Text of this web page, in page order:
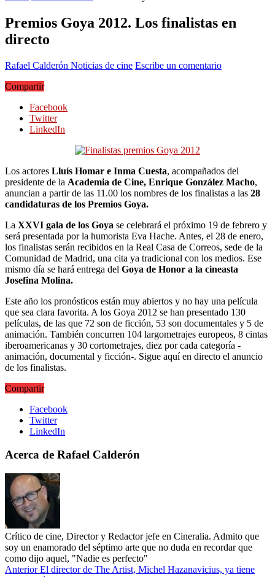
Premios Goya 2012. Los finalistas en
directo
Rafael Calderón Noticias de cine Escribe un comentario
Compartir
Facebook
Twitter
LinkedIn
Los actores Lluís Homar e Inma Cuesta, acompañados del
presidente de la Academia de Cine, Enrique González Macho,
anuncian a partir de las 11.00 los nombres de los finalistas a las 28
candidaturas de los Premios Goya.
La XXVI gala de los Goya se celebrará el próximo 19 de febrero y
será presentada por la humorista Eva Hache. Antes, el 28 de enero,
los finalistas serán recibidos en la Real Casa de Correos, sede de la
Comunidad de Madrid, una cita ya tradicional con los medios. Ese
mismo día se hará entrega del Goya de Honor a la cineasta
Josefina Molina.
Este año los pronósticos están muy abiertos y no hay una película
que sea clara favorita. A los Goya 2012 se han presentado 130
películas, de las que 72 son de ficción, 53 son documentales y 5 de
animación. También concurren 104 largometrajes europeos, 8 cintas
iberoamericanas y 30 cortometrajes, diez por cada categoría -
animación, documental y ficción-. Sigue aquí en directo el anuncio
de los finalistas.
Compartir
Facebook
Twitter
LinkedIn
Acerca de Rafael Calderón
Crítico de cine, Director y Redactor jefe en Cineralia. Admito que
soy un enamorado del séptimo arte que no duda en recordar que
como dijo aquel, "Nadie es perfecto"
AnteriorEl director de The Artist, Michel Hazanavicius, ya tiene